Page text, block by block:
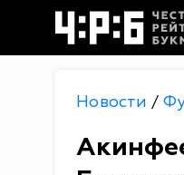
Новости /